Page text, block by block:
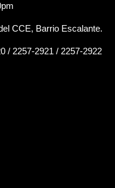
CCE, Barrio Escalante.
/ 2257-2921 / 2257-2922